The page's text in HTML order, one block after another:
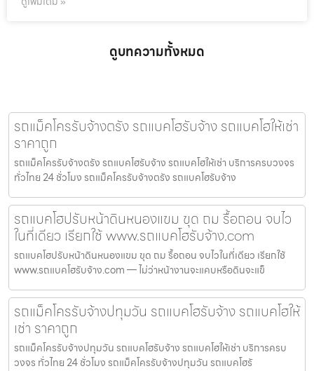
ดูบทความทั้งหมด
รถแม็คโครรับจ้างตรัง รถแบคโฮรับจ้าง รถแบคโฮให้เช่า
ราคาถูก
รถแม็คโครรับจ้างตรัง รถแบคโฮรับจ้าง รถแบคโฮให้เช่า บริการครบวงจร
ทั่วไทย 24 ชั่วโมง รถแม็คโครรับจ้างตรัง รถแบคโฮรับจ้าง
รถแบคโฮปรับหน้าดินหนองแขม ขุด ถม รื้อถอน จบไว
ในที่เดียว เรียกใช้ www.รถแบคโฮรับจ้าง.com
รถแบคโฮปรับหน้าดินหนองแขม ขุด ถม รื้อถอน จบไวในที่เดียว เรียกใช้
www.รถแบคโฮรับจ้าง.com — ไม่ว่าหน้างานจะแคบหรือดินจะแข็
รถแม็คโครรับจ้างปทุมวัน รถแบคโฮรับจ้าง รถแบคโฮให้
เช่า ราคาถูก
รถแม็คโครรับจ้างปทุมวัน รถแบคโฮรับจ้าง รถแบคโฮให้เช่า บริการครบ
วงจร ทั่วไทย 24 ชั่วโมง รถแม็คโครรับจ้างปทุมวัน รถแบคโฮรั